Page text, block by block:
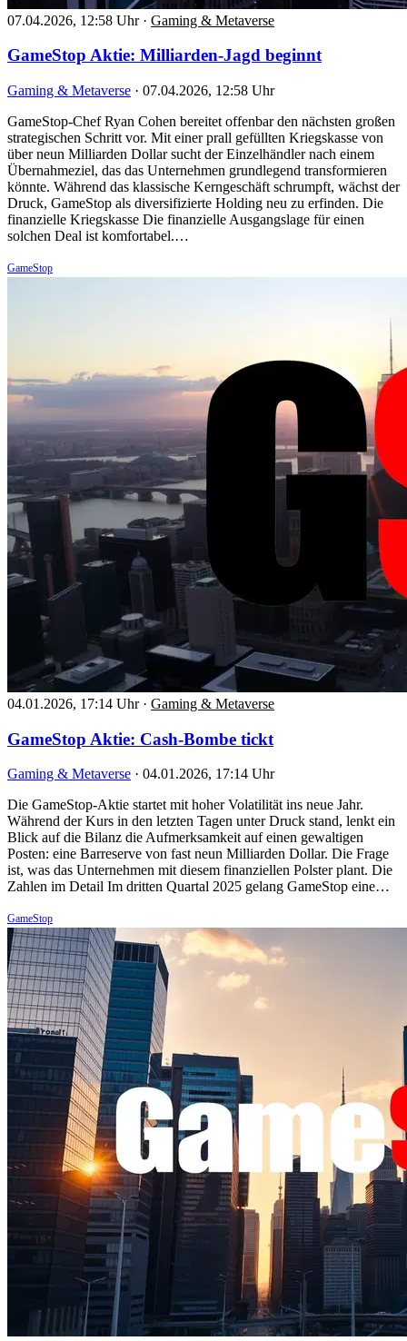
07.04.2026, 12:58 Uhr · Gaming & Metaverse
GameStop Aktie: Milliarden-Jagd beginnt
Gaming & Metaverse · 07.04.2026, 12:58 Uhr
GameStop-Chef Ryan Cohen bereitet offenbar den nächsten großen
strategischen Schritt vor. Mit einer prall gefüllten Kriegskasse von
über neun Milliarden Dollar sucht der Einzelhändler nach einem
Übernahmeziel, das das Unternehmen grundlegend transformieren
könnte. Während das klassische Kerngeschäft schrumpft, wächst der
Druck, GameStop als diversifizierte Holding neu zu erfinden. Die
finanzielle Kriegskasse Die finanzielle Ausgangslage für einen
solchen Deal ist komfortabel.…
GameStop
04.01.2026, 17:14 Uhr · Gaming & Metaverse
GameStop Aktie: Cash-Bombe tickt
Gaming & Metaverse · 04.01.2026, 17:14 Uhr
Die GameStop-Aktie startet mit hoher Volatilität ins neue Jahr.
Während der Kurs in den letzten Tagen unter Druck stand, lenkt ein
Blick auf die Bilanz die Aufmerksamkeit auf einen gewaltigen
Posten: eine Barreserve von fast neun Milliarden Dollar. Die Frage
ist, was das Unternehmen mit diesem finanziellen Polster plant. Die
Zahlen im Detail Im dritten Quartal 2025 gelang GameStop eine…
GameStop